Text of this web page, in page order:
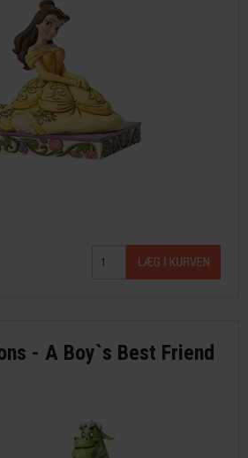
- A Boy`s Best Friend